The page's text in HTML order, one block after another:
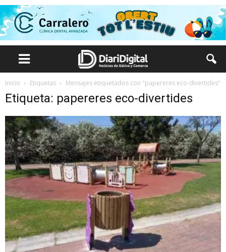
Inicio Etiquetas Mensajes etiquetados con "papereres eco-divertides"
Etiqueta: papereres eco-divertides